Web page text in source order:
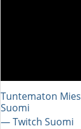
Tuntematon
Suomi
― Twitch Suomi